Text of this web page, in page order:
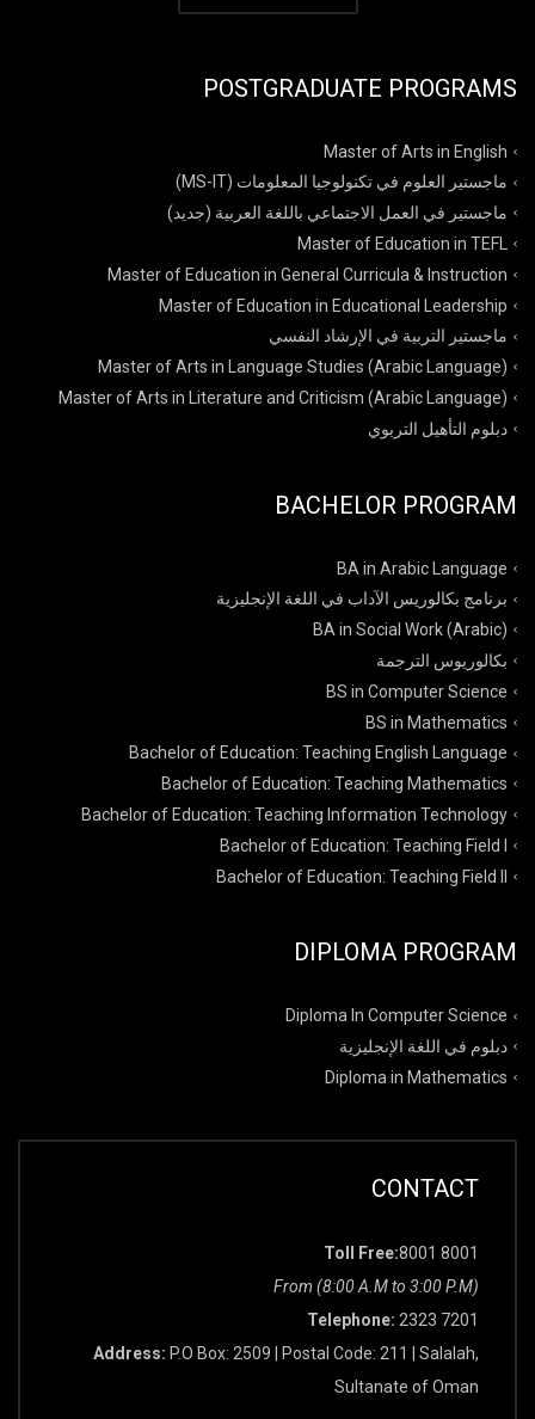
POSTGRADUATE PROGRAMS
Master of Arts in English
ماجستير العلوم في تكنولوجيا المعلومات (MS-IT)
ماجستير في العمل الاجتماعي باللغة العربية (جديد)
Master of Education in TEFL
Master of Education in General Curricula & Instruction
Master of Education in Educational Leadership
ماجستير التربية في الإرشاد النفسي
Master of Arts in Language Studies (Arabic Language)
Master of Arts in Literature and Criticism (Arabic Language)
دبلوم التأهيل التربوي
BACHELOR PROGRAM
BA in Arabic Language
برنامج بكالوريس الآداب في اللغة الإنجليزية
BA in Social Work (Arabic)
بكالوريوس الترجمة
BS in Computer Science
BS in Mathematics
Bachelor of Education: Teaching English Language
Bachelor of Education: Teaching Mathematics
Bachelor of Education: Teaching Information Technology
Bachelor of Education: Teaching Field I
Bachelor of Education: Teaching Field II
DIPLOMA PROGRAM
Diploma In Computer Science
دبلوم في اللغة الإنجليزية
Diploma in Mathematics
CONTACT
Toll Free:8001 8001
From (8:00 A.M to 3:00 P.M)
Telephone: 2323 7201
Address: P.O Box: 2509 | Postal Code: 211 | Salalah,
Sultanate of Oman